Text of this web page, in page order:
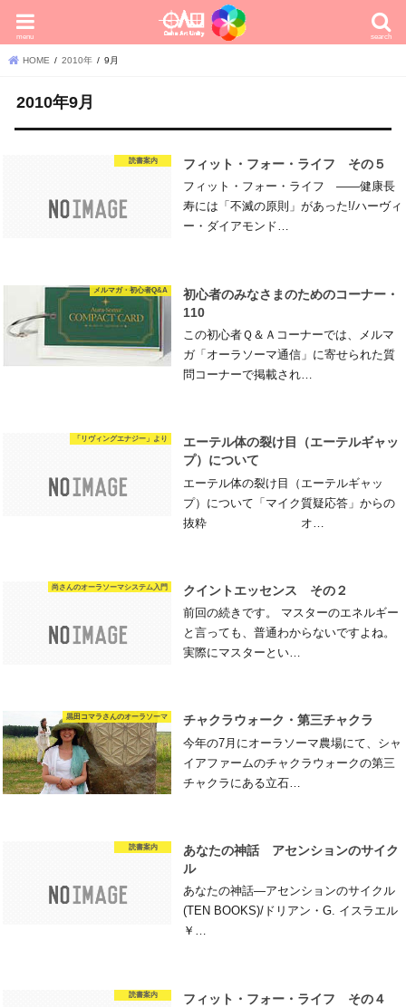
search
menu
HOME 2010年 9月
2010年9月
読書案内 フィット・フォー・ライフ その５
フィット・フォー・ライフ ——健康長
寿には「不滅の原則」があった!/ハーヴィ
ー・ダイアモンド…
メルマガ・初心者Q&A
初心者のみなさまのためのコーナー・
110
この初心者Ｑ＆Ａコーナーでは、メルマ
ガ「オーラソーマ通信」に寄せられた質
問コーナーで掲載され…
「リヴィングエナジー」より
エーテル体の裂け目（エーテルギャッ
プ）について
エーテル体の裂け目（エーテルギャッ
プ）について「マイク質疑応答」からの
抜粋 オ…
尚さんのオーラソーマシステム入門 クイントエッセンス その２
前回の続きです。 マスターのエネルギー
と言っても、普通わからないですよね。
実際にマスターとい…
黒田コマラさんのオーラソーマ チャクラウォーク・第三チャクラ
今年の7月にオーラソーマ農場にて、シャ
イアファームのチャクラウォークの第三
チャクラにある立石…
読書案内
あなたの神話 アセンションのサイク
ル
あなたの神話―アセンションのサイクル
(TEN BOOKS)/ドリアン・G. イスラエル
￥…
読書案内 フィット・フォー・ライフ その４